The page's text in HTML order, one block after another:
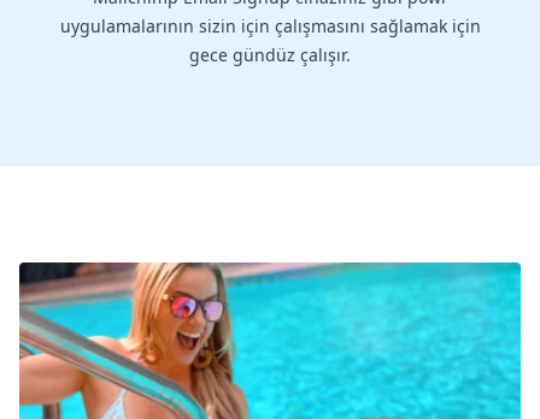
uygulamalarının sizin için çalışmasını sağlamak için
gece gündüz çalışır.